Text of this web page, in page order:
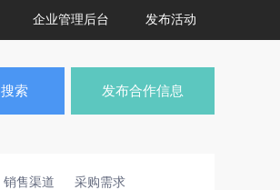
企业管理后台 发布活动
搜索 发布合作信息
销售渠道
采购需求